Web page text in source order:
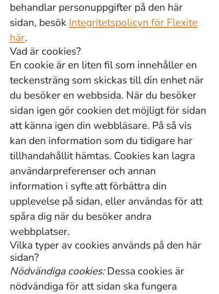
behandlar personuppgifter på den här
sidan, besök Integritetspolicyn för Flexite
här.
Vad är cookies?
En cookie är en liten fil som innehåller en
teckensträng som skickas till din enhet när
du besöker en webbsida. När du besöker
sidan igen gör cookien det möjligt för sidan
att känna igen din webbläsare. På så vis
kan den information som du tidigare har
tillhandahållit hämtas. Cookies kan lagra
användarpreferenser och annan
information i syfte att förbättra din
upplevelse på sidan, eller användas för att
spåra dig när du besöker andra
webbplatser.
Vilka typer av cookies används på den här
sidan?
Nödvändiga cookies:Dessa cookies är
nödvändiga för att sidan ska fungera